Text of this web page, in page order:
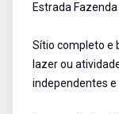
Estrada
Sítio completo e
lazer ou
independentes